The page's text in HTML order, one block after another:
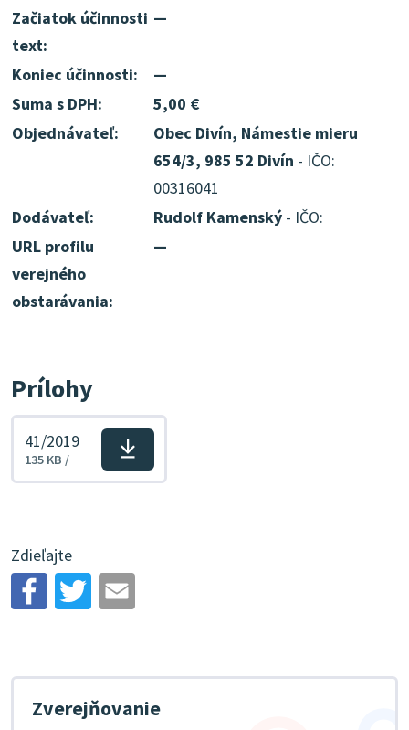
Začiatok účinnosti
text:
—
Koniec účinnosti:
—
Suma s DPH:
5,00 €
Objednávateľ:
Obec Divín, Námestie mieru
654/3, 985 52 Divín - IČO:
00316041
Dodávateľ:
Rudolf Kamenský - IČO:
URL profilu
verejného
obstarávania:
—
Prílohy
Stiahnuť
41/2019
135 KB /
Zdieľajte
Zverejňovanie